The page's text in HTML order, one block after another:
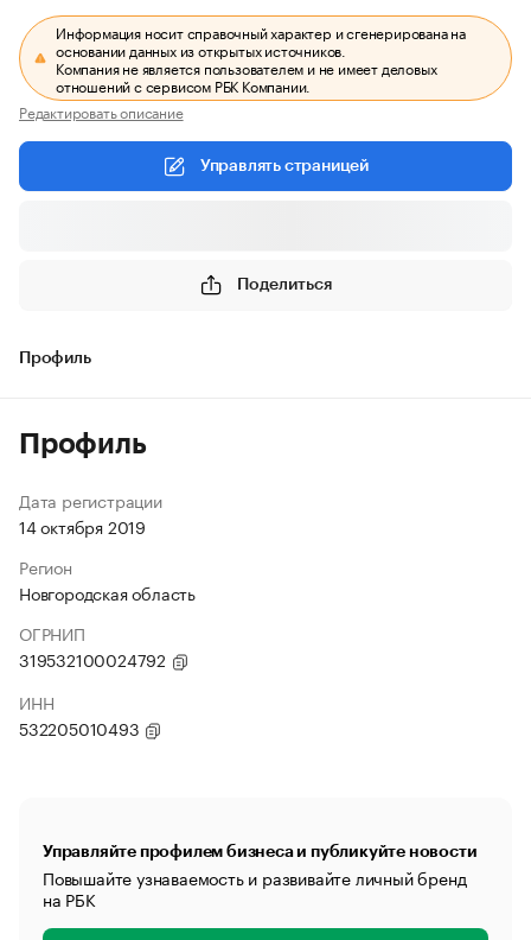
Информация носит справочный характер и сгенерирована на
основании данных из открытых источников.
Компания не является пользователем и не имеет деловых
отношений с сервисом РБК Компании.
Редактировать описание
Управлять страницей
Поделиться
Профиль
Профиль
Дата регистрации
14 октября 2019
Регион
Новгородская область
ОГРНИП
319532100024792
ИНН
532205010493
Управляйте профилем бизнеса и публикуйте новости
Повышайте узнаваемость и развивайте личный бренд
на РБК